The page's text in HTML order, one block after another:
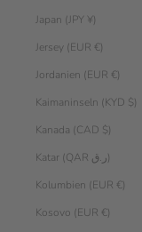
Japan (JPY ¥)
Jersey (EUR €)
Jordanien (EUR €)
Kaimaninseln (KYD $)
Kanada (CAD $)
Katar (QAR ر.ق)
Kolumbien (EUR €)
Kosovo (EUR €)